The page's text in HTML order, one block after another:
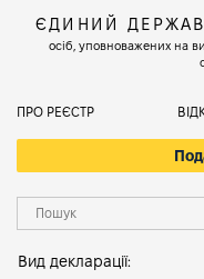
ЄДИНИЙ
осіб, уповноважених на
ПРО РЕЄСТР
Вид декларації: